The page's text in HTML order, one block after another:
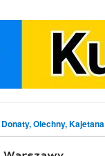
Donaty, Olechny, Kajetana